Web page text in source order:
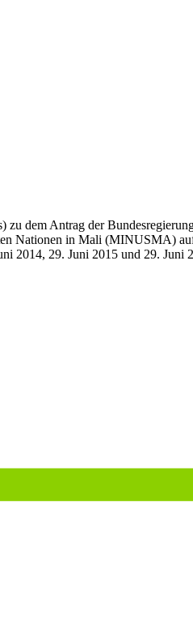
zu dem Antrag der
Nationen in Mali (MINUSMA)
2014, 29. Juni 2015 und 29. Juni